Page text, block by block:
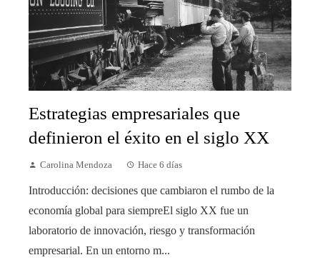
Estrategias empresariales que
definieron el éxito en el siglo XX
Carolina Mendoza Hace 6 días
Introducción: decisiones que cambiaron el rumbo de la
economía global para siempreEl siglo XX fue un
laboratorio de innovación, riesgo y transformación
empresarial. En un entorno m...